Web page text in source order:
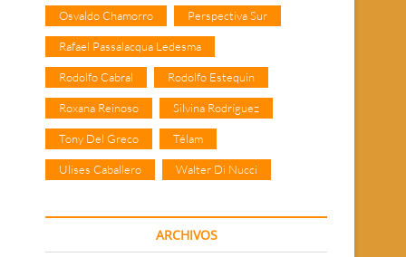
Osvaldo Chamorro Perspectiva Sur
Rafael Passalacqua Ledesma
Rodolfo Cabral Rodolfo Estequin
Roxana Reinoso Silvina Rodríguez
Tony Del Greco Télam
Ulises Caballero Walter Di Nucci
ARCHIVOS